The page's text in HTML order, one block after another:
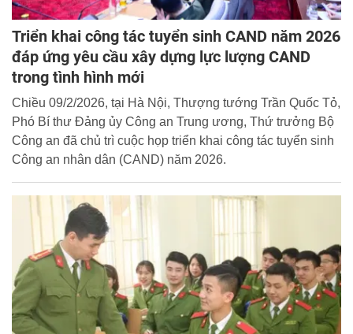
Triển khai công tác tuyển sinh CAND năm 2026
đáp ứng yêu cầu xây dựng lực lượng CAND
trong tình hình mới
Chiều 09/2/2026, tại Hà Nội, Thượng tướng Trần Quốc Tỏ,
Phó Bí thư Đảng ủy Công an Trung ương, Thứ trưởng Bộ
Công an đã chủ trì cuộc họp triển khai công tác tuyển sinh
Công an nhân dân (CAND) năm 2026.